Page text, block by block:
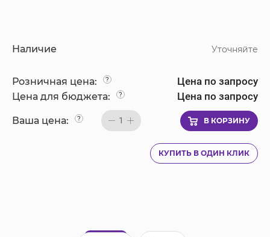
Наличие Уточняйте
Розничная цена: ? Цена по запросу
Цена для бюджета: ? Цена по запросу
Ваша цена: ? 1 В КОРЗИНУ
КУПИТЬ В ОДИН КЛИК